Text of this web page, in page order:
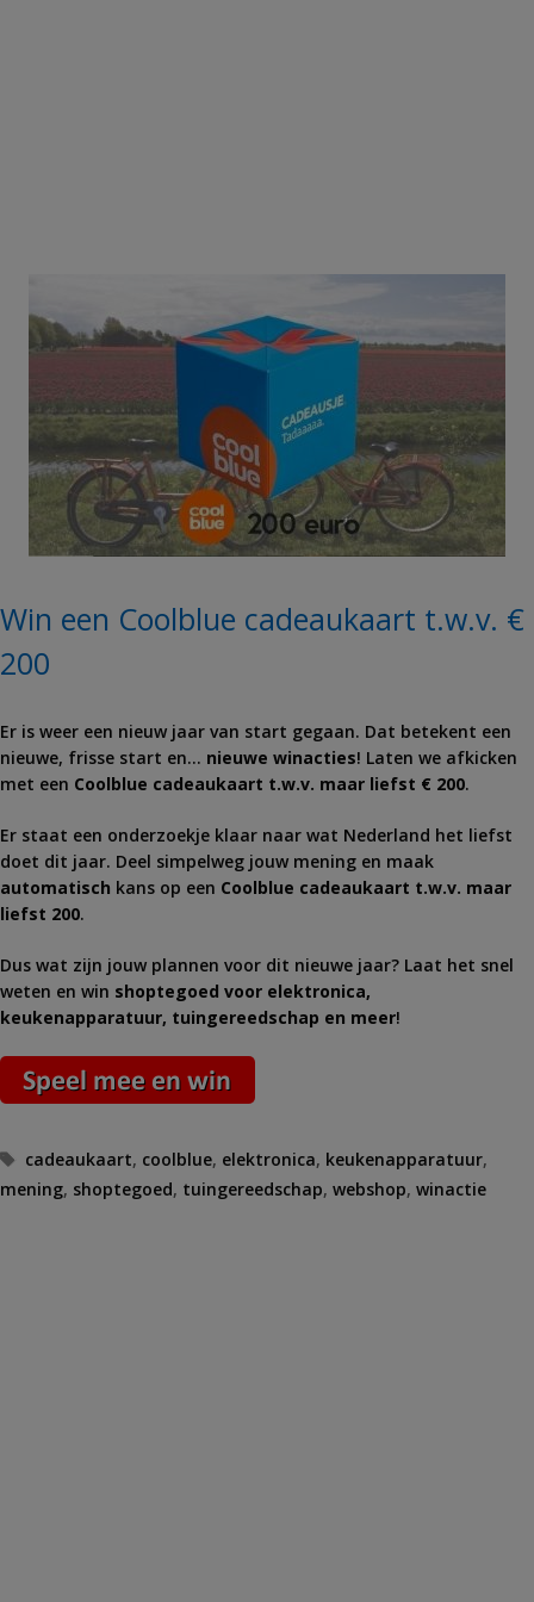
Win een Coolblue cadeaukaart t.w.v. €
200
Er is weer een nieuw jaar van start gegaan. Dat betekent een
nieuwe, frisse start en… nieuwe winacties! Laten we afkicken
met een Coolblue cadeaukaart t.w.v. maar liefst € 200.
Er staat een onderzoekje klaar naar wat Nederland het liefst
doet dit jaar. Deel simpelweg jouw mening en maak
automatisch kans op een Coolblue cadeaukaart t.w.v. maar
liefst 200.
Dus wat zijn jouw plannen voor dit nieuwe jaar? Laat het snel
weten en win shoptegoed voor elektronica,
keukenapparatuur, tuingereedschap en meer!
Tags
cadeaukaart, coolblue, elektronica, keukenapparatuur,
mening, shoptegoed, tuingereedschap, webshop, winactie